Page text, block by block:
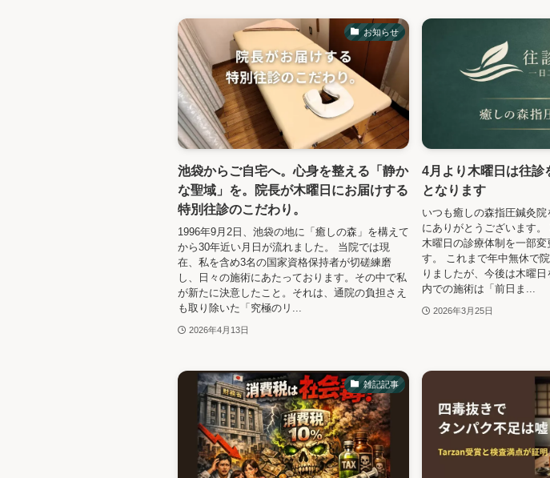
お知らせ
池袋からご自宅へ。心身を整える「静か
な聖域」を。院長が木曜日にお届けする
特別往診のこだわり。
1996年9月2日、池袋の地に「癒しの森」を構えて
から30年近い月日が流れました。 当院では現
在、私を含め3名の国家資格保持者が切磋練磨
し、日々の施術にあたっております。その中で私
が新たに決意したこと。それは、通院の負担さえ
も取り除いた「究極のリ...
2026年4月13日
4月より木曜日は往診
となります
いつも癒しの森指圧鍼灸
にありがとうございます。
木曜日の診療体制を一部変
す。 これまで年中無休で
りましたが、今後は木曜
内での施術は「前日ま...
2026年3月25日
雑記記事